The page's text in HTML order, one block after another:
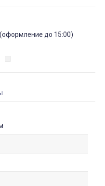
до 15:00)